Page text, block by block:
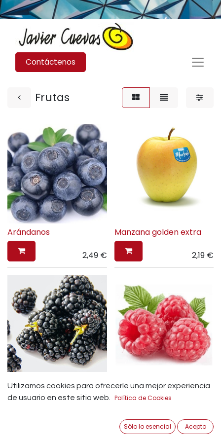
Contáctenos
Frutas
Arándanos
2,49€
Manzana golden extra
2,19 €
Moras Frambuesa
Utilizamos cookies para ofrecerle una mejor experiencia
de usuario en este sitio web. Política de Cookies
Sólo lo esencial Acepto